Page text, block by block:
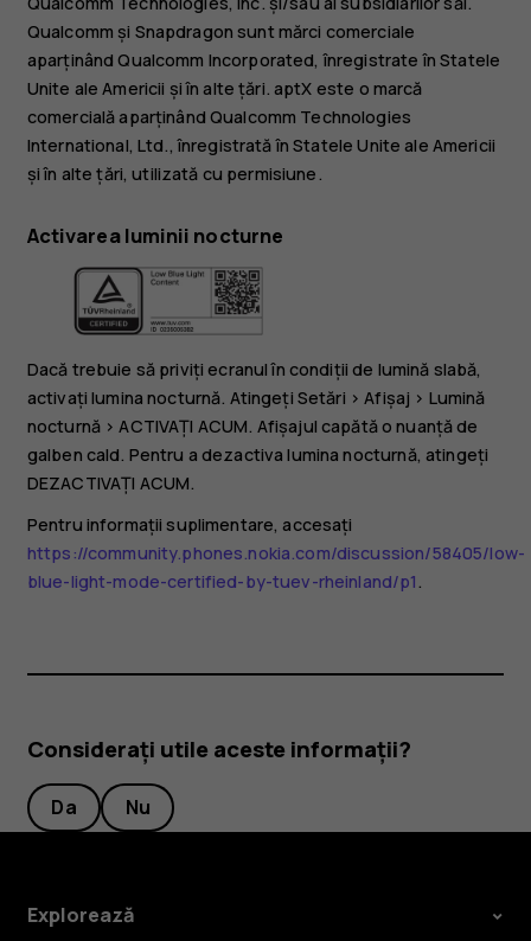
Qualcomm și Snapdragon sunt mărci comerciale
aparținând Qualcomm Incorporated, înregistrate în Statele
Unite ale Americii și în alte țări. aptX este o marcă
comercială aparținând Qualcomm Technologies
International, Ltd., înregistrată în Statele Unite ale Americii
și în alte țări, utilizată cu permisiune.
Activarea luminii nocturne
Dacă trebuie să priviți ecranul în condiții de lumină slabă,
activați lumina nocturnă. Atingeți Setări > Afișaj > Lumină
nocturnă > ACTIVAȚI ACUM. Afișajul capătă o nuanță de
galben cald. Pentru a dezactiva lumina nocturnă, atingeți
DEZACTIVAȚI ACUM.
Pentru informații suplimentare, accesați
https://community.phones.nokia.com/discussion/58405/low-
blue-light-mode-certified-by-tuev-rheinland/p1 .
Considerați utile aceste informații?
Da Nu
Explorează